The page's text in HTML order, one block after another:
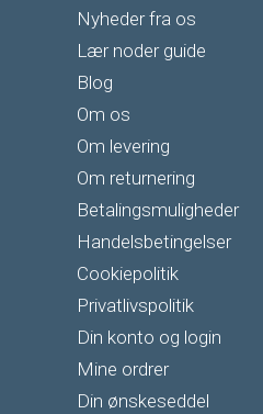
Nyheder fra os
Lær noder guide
Blog
Om os
Om levering
Om returnering
Betalingsmuligheder
Handelsbetingelser
Cookiepolitik
Privatlivspolitik
Din konto og login
Mine ordrer
Din ønskeseddel